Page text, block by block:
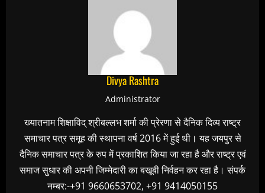
Divya Rashtra
Administrator
ख्यातनाम शिक्षाविद् श्रीबल्लभ शर्मा की प्रेरणा से दैनिक दिव्य राष्ट्र
समाचार पत्र समूह की स्थापना वर्ष 2016 में हुई थी। यह जयपुर से
दैनिक समाचार पत्र के रुप में प्रकाशित किया जा रहा है और राष्ट्र एवं
समाज सुधार की अपनी जिम्मेदारी का बखूबी निर्वहन कर रहा है। संपर्क
नम्बर:-+91 9660653702, +91 9414050155